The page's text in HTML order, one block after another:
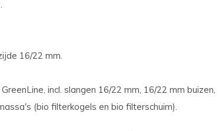
16/22 mm.
incl. slangen 16/22 mm, 16/22 mm buizen,
(bio filterkogels en bio filterschuim).